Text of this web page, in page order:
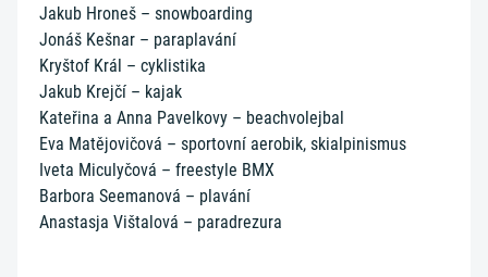
Jakub Hroneš – snowboarding
Jonáš Kešnar – paraplavání
Kryštof Král – cyklistika
Jakub Krejčí – kajak
Kateřina a Anna Pavelkovy – beachvolejbal
Eva Matějovičová – sportovní aerobik, skialpinismus
Iveta Miculyčová – freestyle BMX
Barbora Seemanová – plavání
Anastasja Vištalová – paradrezura